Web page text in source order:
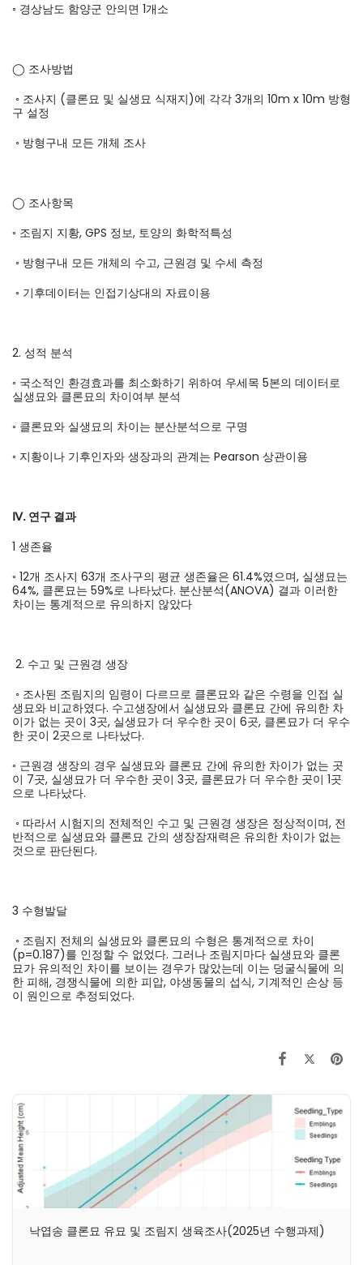
◦ 경상남도 함양군 안의면 1개소
◯ 조사방법
◦ 조사지 (클론묘 및 실생묘 식재지)에 각각 3개의 10m x 10m 방형
구 설정
◦ 방형구내 모든 개체 조사
◯ 조사항목
◦ 조림지 지황, GPS 정보, 토양의 화학적특성
◦ 방형구내 모든 개체의 수고, 근원경 및 수세 측정
◦ 기후데이터는 인접기상대의 자료이용
2. 성적 분석
◦ 국소적인 환경효과를 최소화하기 위하여 우세목 5본의 데이터로
실생묘와 클론묘의 차이여부 분석
◦ 클론묘와 실생묘의 차이는 분산분석으로 구명
◦ 지황이나 기후인자와 생장과의 관계는 Pearson 상관이용
Ⅳ. 연구 결과
1 생존율
◦ 12개 조사지 63개 조사구의 평균 생존율은 61.4%였으며, 실생묘는
64%, 클론묘는 59%로 나타났다. 분산분석(ANOVA) 결과 이러한
차이는 통계적으로 유의하지 않았다
2. 수고 및 근원경 생장
◦ 조사된 조림지의 임령이 다르므로 클론묘와 같은 수령을 인접 실
생묘와 비교하였다. 수고생장에서 실생묘와 클론묘 간에 유의한 차
이가 없는 곳이 3곳, 실생묘가 더 우수한 곳이 6곳, 클론묘가 더 우수
한 곳이 2곳으로 나타났다.
◦ 근원경 생장의 경우 실생묘와 클론묘 간에 유의한 차이가 없는 곳
이 7곳, 실생묘가 더 우수한 곳이 3곳, 클론묘가 더 우수한 곳이 1곳
으로 나타났다.
◦ 따라서 시험지의 전체적인 수고 및 근원경 생장은 정상적이며, 전
반적으로 실생묘와 클론묘 간의 생장잠재력은 유의한 차이가 없는
것으로 판단된다.
3 수형발달
◦ 조림지 전체의 실생묘와 클론묘의 수형은 통계적으로 차이
(p=0.187)를 인정할 수 없었다. 그러나 조림지마다 실생묘와 클론
묘가 유의적인 차이를 보이는 경우가 많았는데 이는 덩굴식물에 의
한 피해, 경쟁식물에 의한 피압, 야생동물의 섭식, 기계적인 손상 등
이 원인으로 추정되었다.
낙엽송 클론묘 유묘 및 조림지 생육조사(2025년 수행과제)